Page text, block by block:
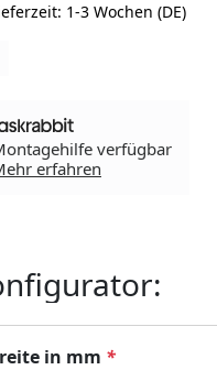
1-3 Wochen (DE)
verfügbar
erfahren
in mm *